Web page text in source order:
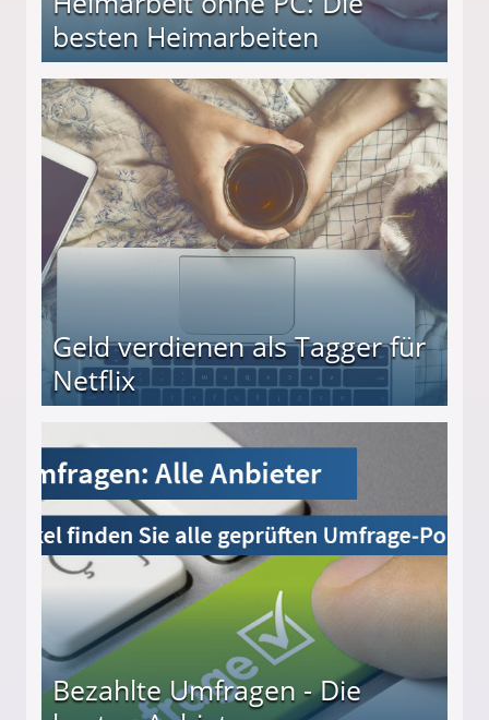
besten Heimarbeiten
Geld verdienen als Tagger für
Netflix
Bezahlte Umfragen - Die